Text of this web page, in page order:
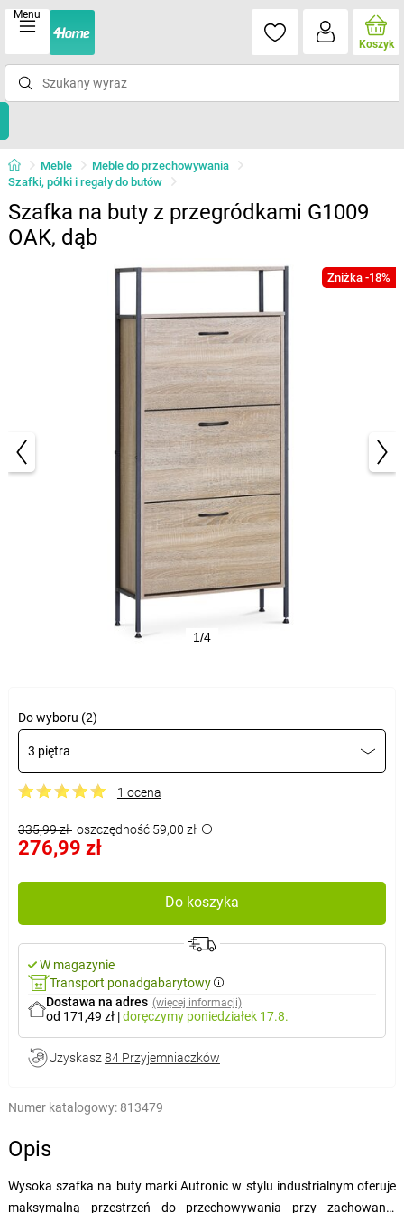
Menu
Koszyk
Meble
Meble do przechowywania
Szafki, półki i regały do butów
Szafka na buty z przegródkami G1009
OAK, dąb
Zniżka -18%
1/4
Do wyboru (2)
3 piętra
1 ocena
335,99 zł oszczędność 59,00 zł
276,99 zł
Do koszyka
W magazynie
Transport ponadgabarytowy
Dostawa na adres (więcej informacji)
od 171,49 zł |doręczymy poniedziałek 17.8.
Uzyskasz 84 Przyjemniaczków
Numer katalogowy: 813479
Opis
Wysoka szafka na buty marki Autronic w stylu industrialnym oferuje
maksymalną przestrzeń do przechowywania przy zachowaniu